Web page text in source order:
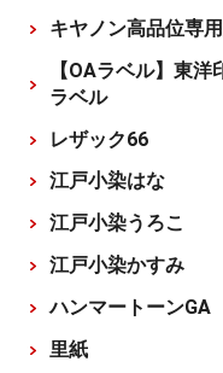
キヤノン高品位専
【OAラベル】東
ラベル
レザック66
江戸小染はな
江戸小染うろこ
江戸小染かすみ
ハンマートーンGA
里紙